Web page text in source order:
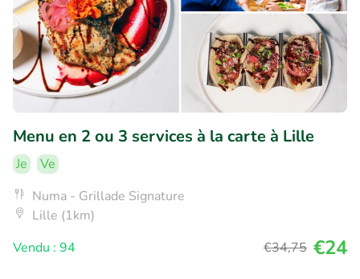
Menu en 2 ou 3 services à la carte à Lille
Je
Ve
Numa - Grillade Signature
Lille (1km)
Vendu : 94
€34,75 €24